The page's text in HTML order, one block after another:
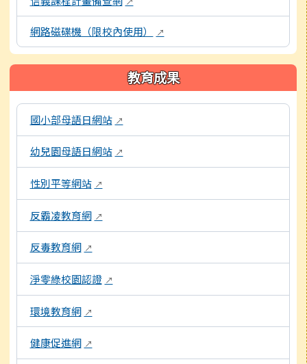
網路磁碟機（限校內使用） ↗
教育成果
以下為校內各專題網站連結，點擊後將另開新視窗開啟網頁。
國小部母語日網站 ↗
幼兒園母語日網站 ↗
性別平等網站 ↗
反霸凌教育網 ↗
反毒教育網 ↗
淨零綠校園認證 ↗
環境教育網 ↗
健康促進網 ↗